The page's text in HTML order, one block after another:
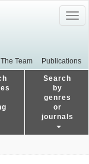
The Team Publications
Search
by
genres
or
journals